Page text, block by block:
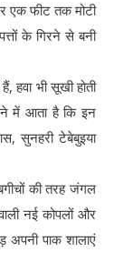
एक फीट तक मोटी
के गिरने से बनी
हवा भी सूखी होती
में आता है कि इन
सुनहरी टेबेबुइया
की तरह जंगल
नई कोपलों और
पाक शालाएं